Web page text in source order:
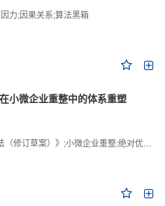
力;因果关系;算法黑箱
小微企业重整中的体系重塑
微企业重整;绝对优先原则;股东权益保留;预期可支配收入标准